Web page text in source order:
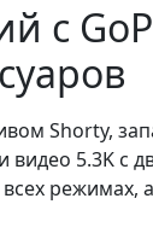
с
Shorty,
5.3K с
режимах,